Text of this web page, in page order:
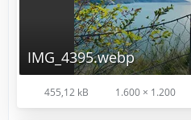
IMG_4395.webp
455,12 kB 1.600 × 1.200